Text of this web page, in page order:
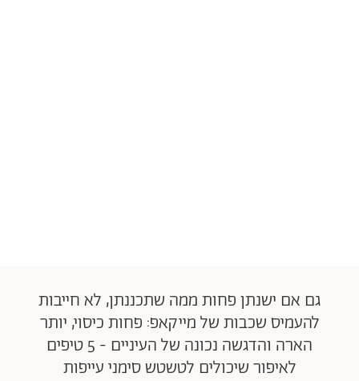
גם אם ישנתן פחות ממה שתכננתן, לא חייבות
להעמיס שכבות של מייקאפ: פחות כיסוי, יותר
הארה והדגשה נכונה של העיניים - 5 טיפים
לאיפור שיכולים לטשטש סימני עייפות